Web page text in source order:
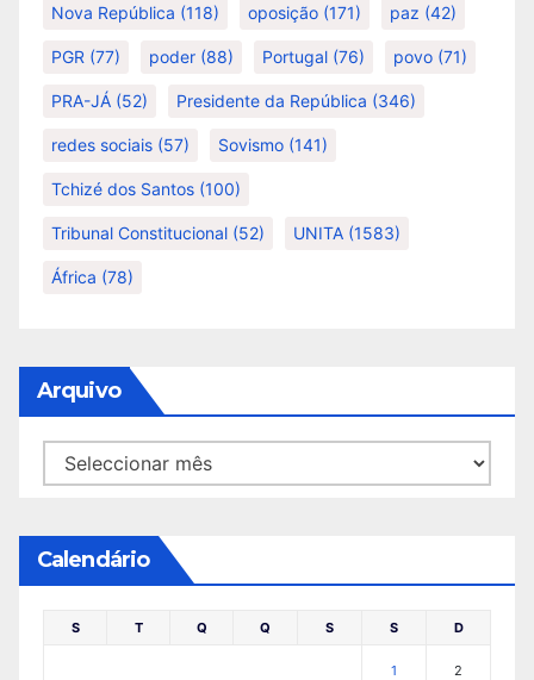
Nova República (118) oposição (171) paz (42)
PGR (77) poder (88) Portugal (76) povo (71)
PRA-JÁ (52) Presidente da República (346)
redes sociais (57) Sovismo (141)
Tchizé dos Santos (100)
Tribunal Constitucional (52) UNITA (1583)
África (78)
Arquivo
Arquivo
Calendário
S T Q Q S S D
1 2